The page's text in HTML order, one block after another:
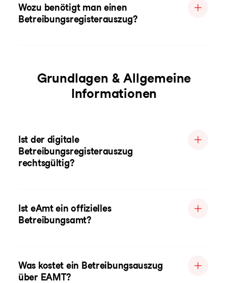
Wozu benötigt man einen
Betreibungsregisterauszug?
Grundlagen & Allgemeine
Informationen
Ist der digitale
Betreibungsregisterauszug
rechtsgültig?
Ist eAmt ein offizielles
Betreibungsamt?
Was kostet ein Betreibungsauszug
über EAMT?